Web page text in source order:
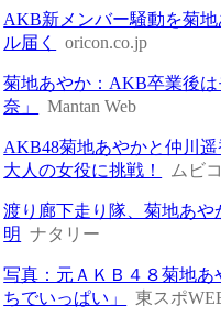
AKB新メンバー騒動を菊
ル届く
oricon.co.jp
菊地あやか：AKB卒業後
奈」
Mantan Web
AKB48菊地あやかと仲川
大人の女役に挑戦！
ムビ
渡り廊下走り隊、菊地あや
明 ナタリー
写真：元ＡＫＢ４８菊地
ちでいっぱい」
東スポ